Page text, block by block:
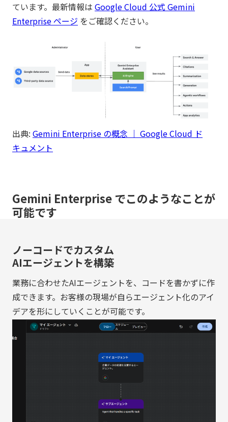
ています。最新情報は Google Cloud 公式 Gemini
Enterprise ページ をご確認ください。
出典: Gemini Enterprise の概念 ｜ Google Cloud ド
キュメント
Gemini Enterprise でこのようなことが
可能です
ノーコードでカスタム
AIエージェントを構築
業務に合わせたAIエージェントを、コードを書かずに作
成できます。お客様の現場が自らエージェント化のアイ
デアを形にしていくことが可能です。